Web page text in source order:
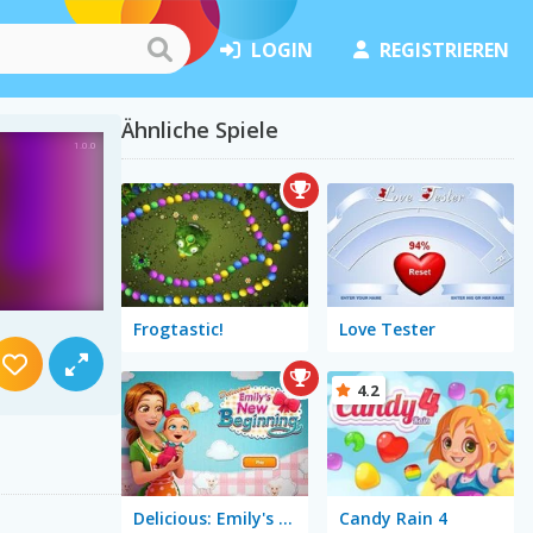
LOGIN REGISTRIEREN
Ähnliche Spiele
Frogtastic! Love Tester
Delicious: Emily's New Beginning Candy Rain 4
4.2